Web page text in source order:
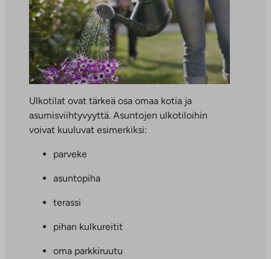
Ulkotilat ovat tärkeä osa omaa kotia ja
asumisviihtyvyyttä. Asuntojen ulkotiloihin
voivat kuuluvat esimerkiksi:
parveke
asuntopiha
terassi
pihan kulkureitit
oma parkkiruutu